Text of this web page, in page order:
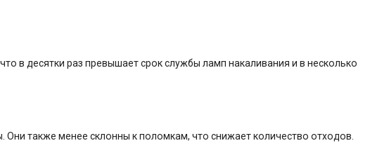
в десятки раз превышает срок службы ламп накаливания и в несколько
также менее склонны к поломкам, что снижает количество отходов.